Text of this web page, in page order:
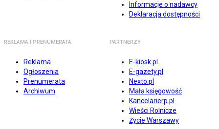
Informacje o nadawcy
Deklaracja dostępności
REKLAMA I PRENUMERATA
Reklama
Ogłoszenia
Prenumerata
Archiwum
PARTNERZY
E-kiosk.pl
E-gazety.pl
Nexto.pl
Mała księgowość
Kancelarierp.pl
Wieści Rolnicze
Życie Warszawy